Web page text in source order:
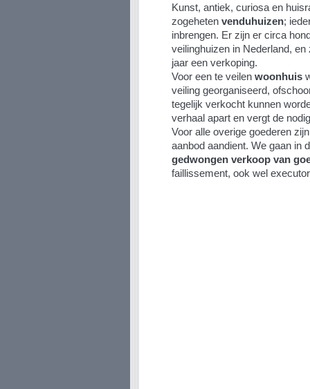
Kunst, antiek, curiosa en
zogeheten venduhuizen;
inbrengen. Er zijn er circa
veilinghuizen in Nederland,
jaar een verkoping.
Voor een te veilen woonhuis
veiling georganiseerd,
tegelijk verkocht kunnen
verhaal apart en vergt de
Voor alle overige goederen
aanbod aandient. We gaan in
gedwongen verkoop van
faillissement, ook wel